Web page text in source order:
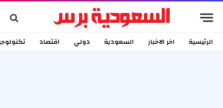
الرئيسية اخر الاخبار السعودية دولي اقتصاد